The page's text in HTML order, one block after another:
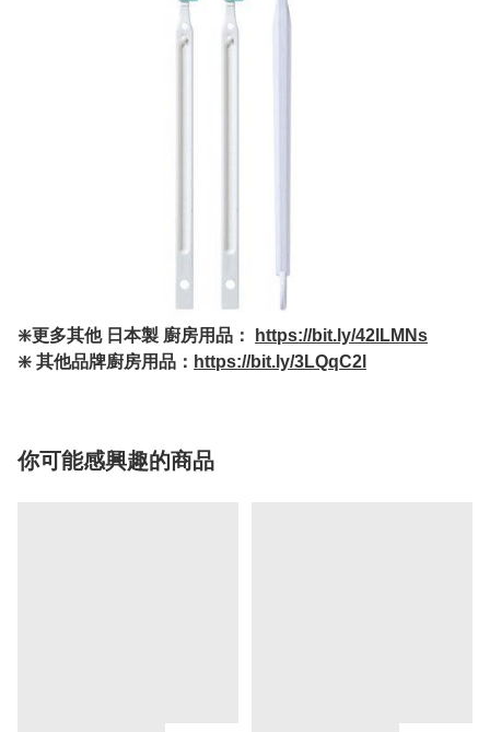
❇️更多其他 日本製 廚房用品：
https://bit.ly/42lLMNs
❇️ 其他品牌廚房用品： https://bit.ly/3LQqC2l
你可能感興趣的商品